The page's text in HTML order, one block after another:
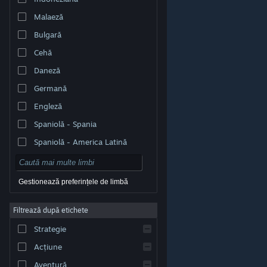
© Valve Corporation. Toate drepturile rezervate. Toate
respectivi în SUA și celelalte țări.
Acordul Steam pentru abonați
Cookie-uri
Malaeză
Bulgară
Cehă
Daneză
Germană
Engleză
Spaniolă - Spania
Spaniolă - America Latină
Gestionează preferințele de limbă
Filtrează după etichete
Strategie
Acțiune
Aventură